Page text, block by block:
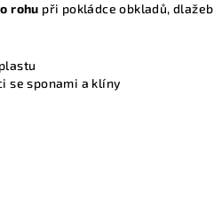
rohu při pokládce obkladů, dlažeb
se sponami a klíny